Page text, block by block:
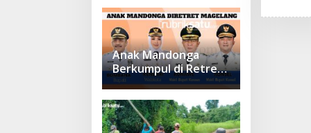
Sebelum Daftar
Anak Mandonga
Berkumpul di Retret
Magelang: Sinergi
Kepemimpinan untuk
Pembangunan
Sulawesi Tenggara